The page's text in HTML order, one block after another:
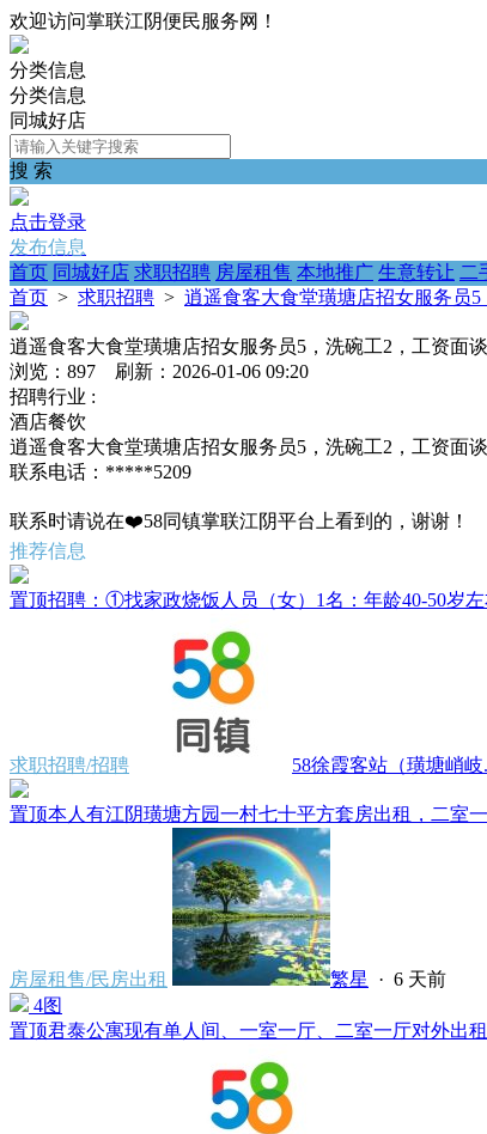
欢迎访问掌联江阴便民服务网！
分类信息
分类信息
同城好店
搜 索
点击登录
发布信息
首页 同城好店 求职招聘 房屋租售 本地推广 生意转让 二
首页 > 求职招聘 > 逍遥食客大食堂璜塘店招女服务员5
逍遥食客大食堂璜塘店招女服务员5，洗碗工2，工资面
浏览：897 刷新：2026-01-06 09:20
招聘行业 :
酒店餐饮
逍遥食客大食堂璜塘店招女服务员5，洗碗工2，工资面谈
联系电话：*****5209
联系时请说在❤️58同镇掌联江阴平台上看到的，谢谢！
推荐信息
置顶招聘：①找家政烧饭人员（女）1名：年龄40-50岁
求职招聘/招聘 58徐霞客站（璜塘峭岐
置顶本人有江阴璜塘方园一村七十平方套房出租，二室
房屋租售/民房出租 繁星 · 6 天前
4图
置顶君泰公寓现有单人间、一室一厅、二室一厅对外出